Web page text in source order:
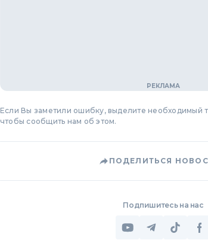
Если Вы заметили ошибку, выделите необходимый
чтобы сообщить нам об этом.
ПОДЕЛИТЬСЯ
Подпишитесь на нас